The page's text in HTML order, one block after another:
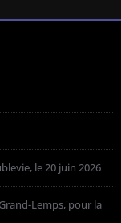
le 20 juin 2026
Lemps, pour la